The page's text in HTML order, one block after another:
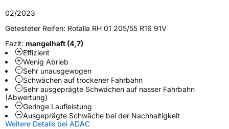
Fahrzeugtyp
VerwendungSommerreifen
ModellnameRH 01
Fahrzeugart
Weitere Eigenschaften
SchlauchtypTL
02/2023
Getesteter Reifen: Rotalla RH 01 205/55 R16 91V
Fazit: mangelhaft (4,7)
Effizient
Wenig Abrieb
Sehr unausgewogen
Schwächen auf trockener Fahrbahn
Sehr ausgeprägte Schwächen auf nasser Fahrbahn
(Abwertung)
Geringe Laufleistung
Ausgeprägte Schwäche bei der Nachhaltigkeit
Weitere Details bei ADAC